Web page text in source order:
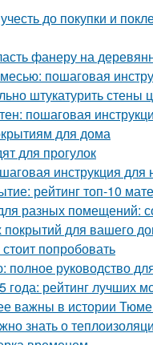
до покупки и
фанеру на
пошаговая
штукатурить
пошаговая
для дома
для прогулок
инструкция
рейтинг топ-10
разных помещений:
для вашего
попробовать
руководство
рейтинг лучших
важны в истории
знать о